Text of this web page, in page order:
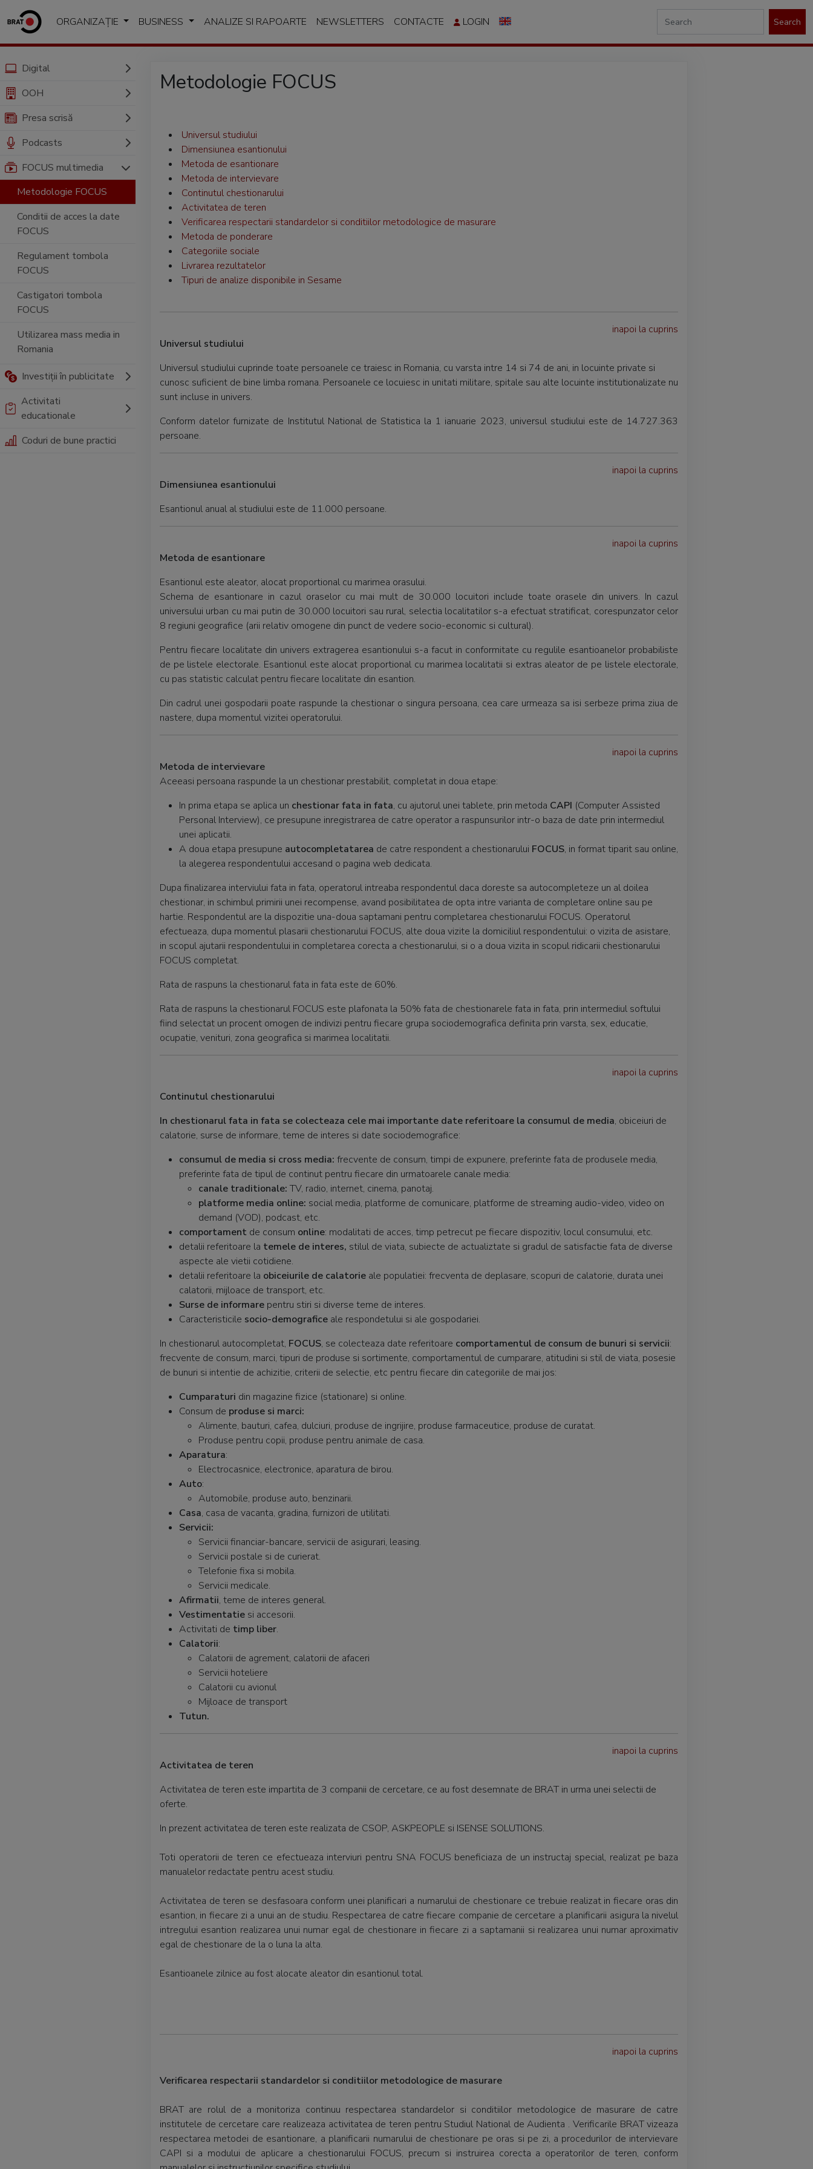
ORGANIZAȚIE BUSINESS ANALIZE SI RAPOARTE NEWSLETTERS CONTACTE LOGIN Search
Digital
OOH
Presa scrisă
Podcasts
FOCUS multimedia
Metodologie FOCUS
Conditii de acces la date
FOCUS
Regulament tombola
FOCUS
Castigatori tombola
FOCUS
Utilizarea mass media in
Romania
Investiții în publicitate
Activitati
educationale
Coduri de bune practici
Metodologie FOCUS
Universul studiului
Dimensiunea esantionului
Metoda de esantionare
Metoda de intervievare
Continutul chestionarului
Activitatea de teren
Verificarea respectarii standardelor si conditiilor metodologice de masurare
Metoda de ponderare
Categoriile sociale
Livrarea rezultatelor
Tipuri de analize disponibile in Sesame
inapoi la cuprins
Universul studiului
Universul studiului cuprinde toate persoanele ce traiesc in Romania, cu varsta intre 14 si 74 de ani, in locuinte private si
cunosc suficient de bine limba romana. Persoanele ce locuiesc in unitati militare, spitale sau alte locuinte institutionalizate nu
sunt incluse in univers.
Conform datelor furnizate de Institutul National de Statistica la 1 ianuarie 2023, universul studiului este de 14.727.363
persoane.
inapoi la cuprins
Dimensiunea esantionului
Esantionul anual al studiului este de 11.000 persoane.
inapoi la cuprins
Metoda de esantionare
Esantionul este aleator, alocat proportional cu marimea orasului.
Schema de esantionare in cazul oraselor cu mai mult de 30.000 locuitori include toate orasele din univers. In cazul
universului urban cu mai putin de 30.000 locuitori sau rural, selectia localitatilor s-a efectuat stratificat, corespunzator celor
8 regiuni geografice (arii relativ omogene din punct de vedere socio-economic si cultural).
Pentru fiecare localitate din univers extragerea esantionului s-a facut in conformitate cu regulile esantioanelor probabiliste
de pe listele electorale. Esantionul este alocat proportional cu marimea localitatii si extras aleator de pe listele electorale,
cu pas statistic calculat pentru fiecare localitate din esantion.
Din cadrul unei gospodarii poate raspunde la chestionar o singura persoana, cea care urmeaza sa isi serbeze prima ziua de
nastere, dupa momentul vizitei operatorului.
inapoi la cuprins
Metoda de intervievare
Aceeasi persoana raspunde la un chestionar prestabilit, completat in doua etape:
In prima etapa se aplica un chestionar fata in fata, cu ajutorul unei tablete, prin metoda CAPI (Computer Assisted
Personal Interview), ce presupune inregistrarea de catre operator a raspunsurilor intr-o baza de date prin intermediul
unei aplicatii.
A doua etapa presupune autocompletatarea de catre respondent a chestionarului FOCUS, in format tiparit sau online,
la alegerea respondentului accesand o pagina web dedicata.
Dupa finalizarea interviului fata in fata, operatorul intreaba respondentul daca doreste sa autocompleteze un al doilea
chestionar, in schimbul primirii unei recompense, avand posibilitatea de opta intre varianta de completare online sau pe
hartie. Respondentul are la dispozitie una-doua saptamani pentru completarea chestionarului FOCUS. Operatorul
efectueaza, dupa momentul plasarii chestionarului FOCUS, alte doua vizite la domiciliul respondentului: o vizita de asistare,
in scopul ajutarii respondentului in completarea corecta a chestionarului, si o a doua vizita in scopul ridicarii chestionarului
FOCUS completat.
Rata de raspuns la chestionarul fata in fata este de 60%.
Rata de raspuns la chestionarul FOCUS este plafonata la 50% fata de chestionarele fata in fata, prin intermediul softului
fiind selectat un procent omogen de indivizi pentru fiecare grupa sociodemografica definita prin varsta, sex, educatie,
ocupatie, venituri, zona geografica si marimea localitatii.
inapoi la cuprins
Continutul chestionarului
In chestionarul fata in fata se colecteaza cele mai importante date referitoare la consumul de media, obiceiuri de
calatorie, surse de informare, teme de interes si date sociodemografice:
consumul de media si cross media: frecvente de consum, timpi de expunere, preferinte fata de produsele media,
preferinte fata de tipul de continut pentru fiecare din urmatoarele canale media:
canale traditionale: TV, radio, internet, cinema, panotaj.
platforme media online: social media, platforme de comunicare, platforme de streaming audio-video, video on
demand (VOD), podcast, etc.
comportament de consum online: modalitati de acces, timp petrecut pe fiecare dispozitiv, locul consumului, etc.
detalii referitoare la temele de interes, stilul de viata, subiecte de actualiztate si gradul de satisfactie fata de diverse
aspecte ale vietii cotidiene.
detalii referitoare la obiceiurile de calatorie ale populatiei: frecventa de deplasare, scopuri de calatorie, durata unei
calatorii, mijloace de transport, etc.
Surse de informare pentru stiri si diverse teme de interes.
Caracteristicile socio-demografice ale respondetului si ale gospodariei.
In chestionarul autocompletat, FOCUS, se colecteaza date referitoare comportamentul de consum de bunuri si servicii:
frecvente de consum, marci, tipuri de produse si sortimente, comportamentul de cumparare, atitudini si stil de viata, posesie
de bunuri si intentie de achizitie, criterii de selectie, etc pentru fiecare din categoriile de mai jos:
Cumparaturi din magazine fizice (stationare) si online.
Consum de produse si marci:
Alimente, bauturi, cafea, dulciuri, produse de ingrijire, produse farmaceutice, produse de curatat.
Produse pentru copii, produse pentru animale de casa.
Aparatura:
Electrocasnice, electronice, aparatura de birou.
Auto:
Automobile, produse auto, benzinarii.
Casa, casa de vacanta, gradina, furnizori de utilitati.
Servicii:
Servicii financiar-bancare, servicii de asigurari, leasing.
Servicii postale si de curierat.
Telefonie fixa si mobila.
Servicii medicale.
Afirmatii, teme de interes general.
Vestimentatie si accesorii.
Activitati de timp liber.
Calatorii:
Calatorii de agrement, calatorii de afaceri
Servicii hoteliere
Calatorii cu avionul
Mijloace de transport
Tutun.
inapoi la cuprins
Activitatea de teren
Activitatea de teren este impartita de 3 companii de cercetare, ce au fost desemnate de BRAT in urma unei selectii de
oferte.
In prezent activitatea de teren este realizata de CSOP, ASKPEOPLE si ISENSE SOLUTIONS.
Toti operatorii de teren ce efectueaza interviuri pentru SNA FOCUS beneficiaza de un instructaj special, realizat pe baza
manualelor redactate pentru acest studiu.
Activitatea de teren se desfasoara conform unei planificari a numarului de chestionare ce trebuie realizat in fiecare oras din
esantion, in fiecare zi a unui an de studiu. Respectarea de catre fiecare companie de cercetare a planificarii asigura la nivelul
intregului esantion realizarea unui numar egal de chestionare in fiecare zi a saptamanii si realizarea unui numar aproximativ
egal de chestionare de la o luna la alta.
Esantioanele zilnice au fost alocate aleator din esantionul total.
inapoi la cuprins
Verificarea respectarii standardelor si conditiilor metodologice de masurare
BRAT are rolul de a monitoriza continuu respectarea standardelor si conditiilor metodologice de masurare de catre
institutele de cercetare care realizeaza activitatea de teren pentru Studiul National de Audienta . Verificarile BRAT vizeaza
respectarea metodei de esantionare, a planificarii numarului de chestionare pe oras si pe zi, a procedurilor de intervievare
CAPI si a modului de aplicare a chestionarului FOCUS, precum si instruirea corecta a operatorilor de teren, conform